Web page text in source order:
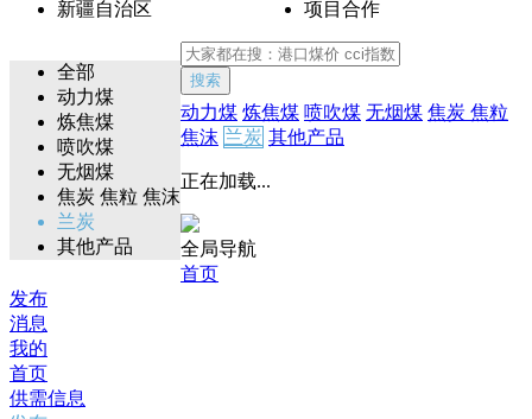
新疆自治区
项目合作
全部
动力煤
炼焦煤
喷吹煤
无烟煤
焦炭 焦粒 焦沫
兰炭
其他产品
搜索
动力煤 炼焦煤 喷吹煤 无烟煤 焦炭 焦粒
焦沫 兰炭 其他产品
正在加载...
全局导航
首页
发布
消息
我的
首页
供需信息